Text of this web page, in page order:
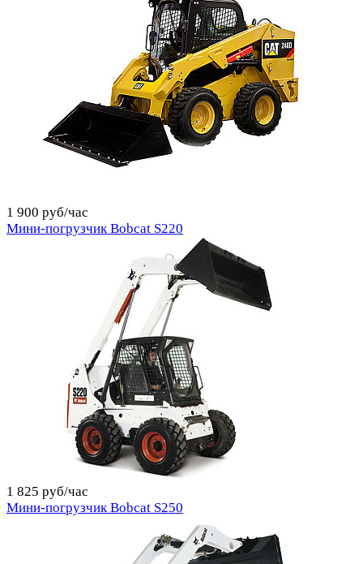
1 900 руб/час
Мини-погрузчик Bobcat S220
1 825 руб/час
Мини-погрузчик Bobcat S250